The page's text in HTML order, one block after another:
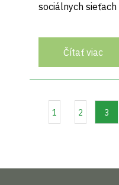
sociálnych
Čítať viac
1 2 3